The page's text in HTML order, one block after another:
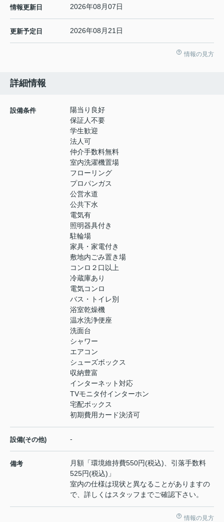
情報更新日 2026年08月07日
更新予定日 2026年08月21日
情報の見方
詳細情報
設備条件
陽当り良好
保証人不要
学生歓迎
法人可
仲介手数料無料
室内洗濯機置場
フローリング
プロパンガス
公営水道
公共下水
電気有
照明器具付き
駐輪場
家具・家電付き
敷地内ごみ置き場
コンロ２口以上
冷蔵庫あり
電気コンロ
バス・トイレ別
浴室乾燥機
温水洗浄便座
洗面台
シャワー
エアコン
シューズボックス
収納豊富
インターネット対応
TVモニタ付インターホン
宅配ボックス
初期費用カード決済可
設備(その他) -
備考
月額「環境維持費550円(税込)、引落手数料
525円(税込)」
室内の仕様は現状と異なることがありますの
で、詳しくはスタッフまでご確認下さい。
情報の見方